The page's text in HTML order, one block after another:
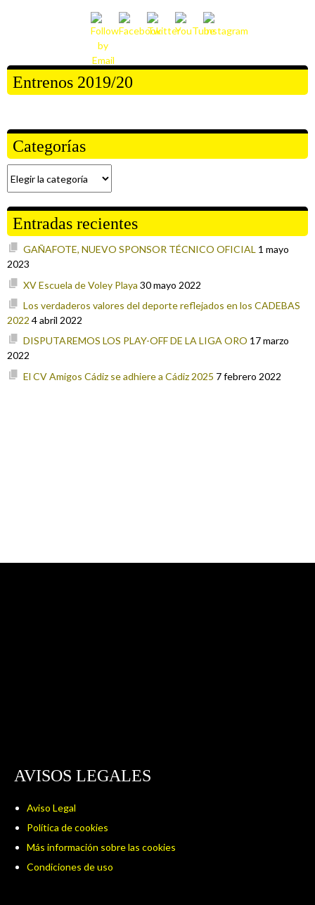
Entrenos 2019/20
Categorías
Entradas recientes
GAÑAFOTE, NUEVO SPONSOR TÉCNICO OFICIAL 1 mayo
2023
XV Escuela de Voley Playa 30 mayo 2022
Los verdaderos valores del deporte reflejados en los CADEBAS
2022 4 abril 2022
DISPUTAREMOS LOS PLAY-OFF DE LA LIGA ORO 17 marzo
2022
El CV Amigos Cádiz se adhiere a Cádiz 2025 7 febrero 2022
AVISOS LEGALES
Aviso Legal
Política de cookies
Más información sobre las cookies
Condiciones de uso